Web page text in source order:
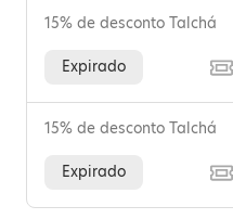
15% de desconto Talchá
Expirado
15% de desconto Talchá
Expirado